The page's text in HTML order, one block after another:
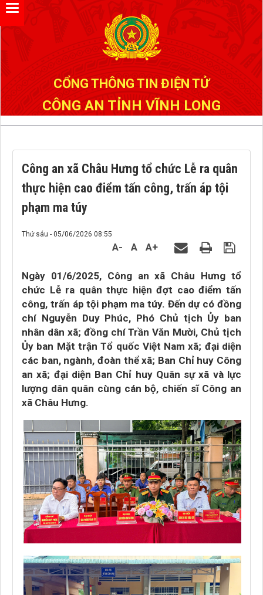
CỔNG THÔNG TIN ĐIỆN TỬ
CÔNG AN TỈNH VĨNH LONG
Công an xã Châu Hưng tổ chức Lễ ra quân
thực hiện cao điểm tấn công, trấn áp tội
phạm ma túy
Thứ sáu - 05/06/2026 08:55
A- A A+
Ngày 01/6/2025, Công an xã Châu Hưng tổ
chức Lễ ra quân thực hiện đợt cao điểm tấn
công, trấn áp tội phạm ma túy. Đến dự có đồng
chí Nguyễn Duy Phúc, Phó Chủ tịch Ủy ban
nhân dân xã; đồng chí Trần Văn Mười, Chủ tịch
Ủy ban Mặt trận Tổ quốc Việt Nam xã; đại diện
các ban, ngành, đoàn thể xã; Ban Chỉ huy Công
an xã; đại diện Ban Chỉ huy Quân sự xã và lực
lượng dân quân cùng cán bộ, chiến sĩ Công an
xã Châu Hưng.